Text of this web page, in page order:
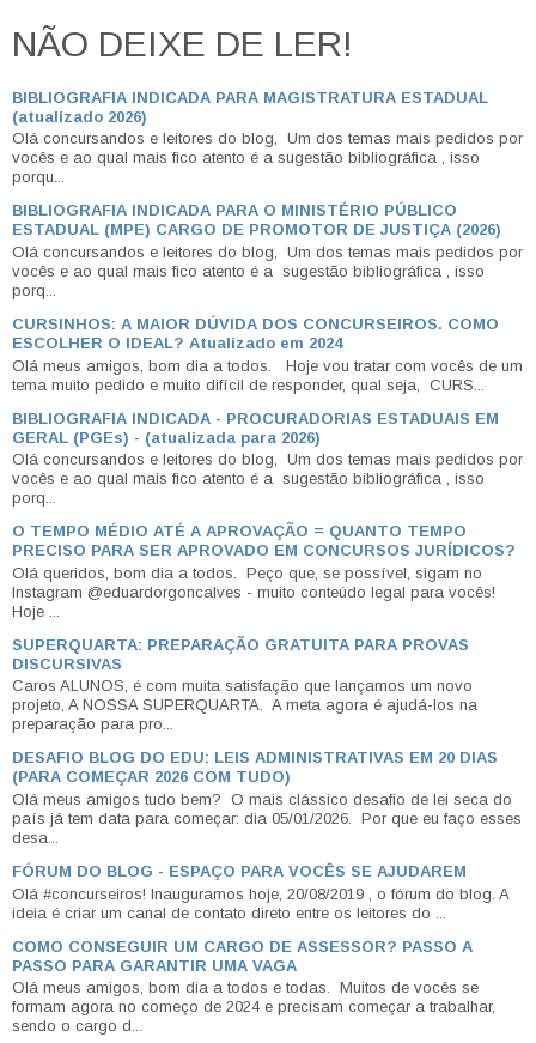
NÃO DEIXE DE LER!
BIBLIOGRAFIA INDICADA PARA MAGISTRATURA ESTADUAL
(atualizado 2026)
Olá concursandos e leitores do blog, Um dos temas mais pedidos por
vocês e ao qual mais fico atento é a sugestão bibliográfica , isso
porqu...
BIBLIOGRAFIA INDICADA PARA O MINISTÉRIO PÚBLICO
ESTADUAL (MPE) CARGO DE PROMOTOR DE JUSTIÇA (2026)
Olá concursandos e leitores do blog, Um dos temas mais pedidos por
vocês e ao qual mais fico atento é a sugestão bibliográfica , isso
porq...
CURSINHOS: A MAIOR DÚVIDA DOS CONCURSEIROS. COMO
ESCOLHER O IDEAL? Atualizado em 2024
Olá meus amigos, bom dia a todos. Hoje vou tratar com vocês de um
tema muito pedido e muito difícil de responder, qual seja, CURS...
BIBLIOGRAFIA INDICADA - PROCURADORIAS ESTADUAIS EM
GERAL (PGEs) - (atualizada para 2026)
Olá concursandos e leitores do blog, Um dos temas mais pedidos por
vocês e ao qual mais fico atento é a sugestão bibliográfica , isso
porq...
O TEMPO MÉDIO ATÉ A APROVAÇÃO = QUANTO TEMPO
PRECISO PARA SER APROVADO EM CONCURSOS JURÍDICOS?
Olá queridos, bom dia a todos. Peço que, se possível, sigam no
Instagram @eduardorgoncalves - muito conteúdo legal para vocês!
Hoje ...
SUPERQUARTA: PREPARAÇÃO GRATUITA PARA PROVAS
DISCURSIVAS
Caros ALUNOS, é com muita satisfação que lançamos um novo
projeto, A NOSSA SUPERQUARTA. A meta agora é ajudá-los na
preparação para pro...
DESAFIO BLOG DO EDU: LEIS ADMINISTRATIVAS EM 20 DIAS
(PARA COMEÇAR 2026 COM TUDO)
Olá meus amigos tudo bem? O mais clássico desafio de lei seca do
país já tem data para começar: dia 05/01/2026. Por que eu faço esses
desa...
FÓRUM DO BLOG - ESPAÇO PARA VOCÊS SE AJUDAREM
Olá #concurseiros! Inauguramos hoje, 20/08/2019 , o fórum do blog. A
ideia é criar um canal de contato direto entre os leitores do ...
COMO CONSEGUIR UM CARGO DE ASSESSOR? PASSO A
PASSO PARA GARANTIR UMA VAGA
Olá meus amigos, bom dia a todos e todas. Muitos de vocês se
formam agora no começo de 2024 e precisam começar a trabalhar,
sendo o cargo d...